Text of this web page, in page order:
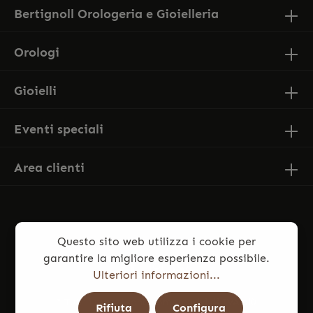
Bertignoll Orologeria e Gioielleria
Orologi
Gioielli
Eventi speciali
Area clienti
* Tutti i prezzi sono comprensivi di IVA più
Questo sito web utilizza i cookie per
garantire la migliore esperienza possibile.
Ulteriori informazioni...
Rifiuta Configura